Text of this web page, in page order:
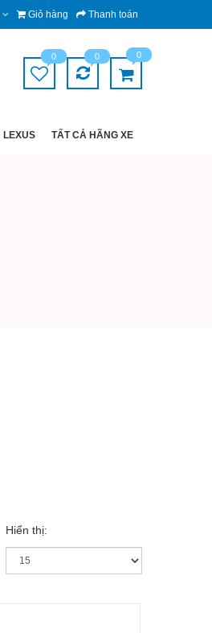
Giỏ hàng Thanh toán
0 0 0
LEXUS TẤT CẢ HÃNG XE
Hiển thị: